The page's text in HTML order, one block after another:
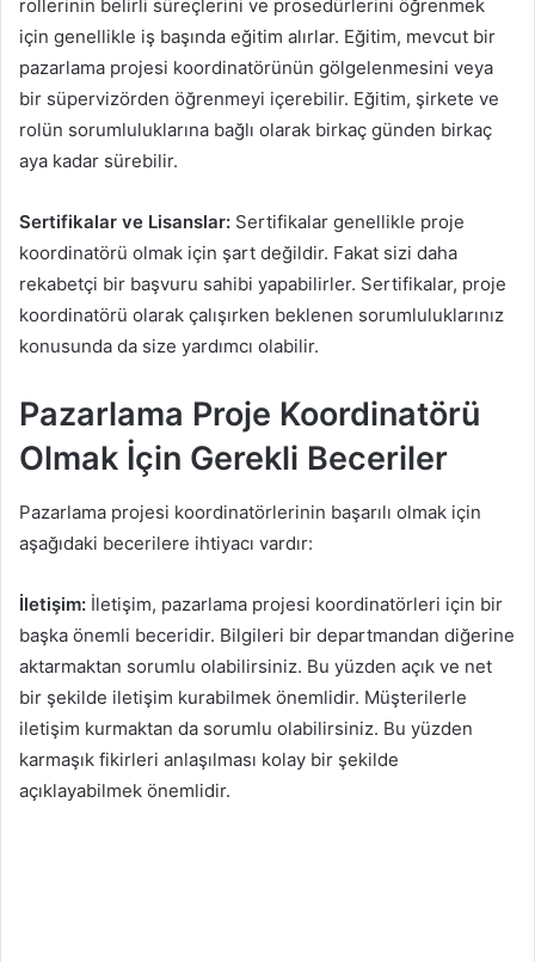
rollerinin belirli süreçlerini ve prosedürlerini öğrenmek
için genellikle iş başında eğitim alırlar. Eğitim, mevcut bir
pazarlama projesi koordinatörünün gölgelenmesini veya
bir süpervizörden öğrenmeyi içerebilir. Eğitim, şirkete ve
rolün sorumluluklarına bağlı olarak birkaç günden birkaç
aya kadar sürebilir.
Sertifikalar ve Lisanslar: Sertifikalar genellikle proje
koordinatörü olmak için şart değildir. Fakat sizi daha
rekabetçi bir başvuru sahibi yapabilirler. Sertifikalar, proje
koordinatörü olarak çalışırken beklenen sorumluluklarınız
konusunda da size yardımcı olabilir.
Pazarlama Proje Koordinatörü
Olmak İçin Gerekli Beceriler
Pazarlama projesi koordinatörlerinin başarılı olmak için
aşağıdaki becerilere ihtiyacı vardır:
İletişim: İletişim, pazarlama projesi koordinatörleri için bir
başka önemli beceridir. Bilgileri bir departmandan diğerine
aktarmaktan sorumlu olabilirsiniz. Bu yüzden açık ve net
bir şekilde iletişim kurabilmek önemlidir. Müşterilerle
iletişim kurmaktan da sorumlu olabilirsiniz. Bu yüzden
karmaşık fikirleri anlaşılması kolay bir şekilde
açıklayabilmek önemlidir.